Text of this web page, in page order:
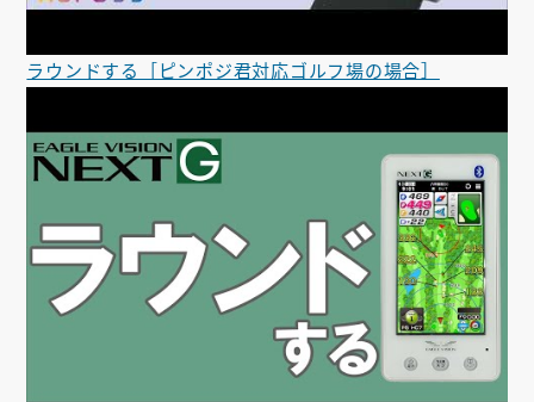
ラウンドする［ピンポジ君対応ゴルフ場の場合］